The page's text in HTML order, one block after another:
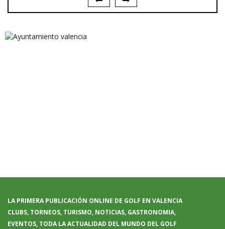
LA PRIMERA PUBLICACIÓN ONLINE DE GOLF EN VALENCIA
CLUBS, TORNEOS, TURISMO, NOTICIAS, GASTRONOMIA,
EVENTOS, TODA LA ACTUALIDAD DEL MUNDO DEL GOLF